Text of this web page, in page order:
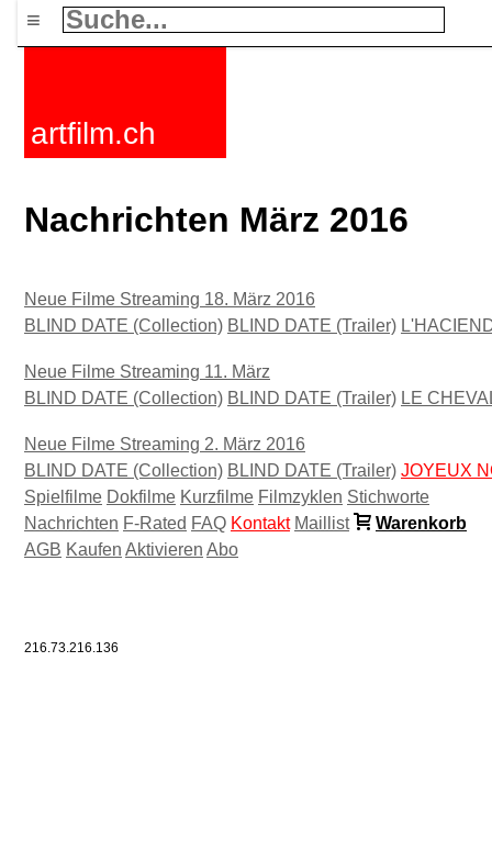
≡
artfilm.ch
Nachrichten März 2016
Neue Filme Streaming 18. März 2016
BLIND DATE (Collection) BLIND DATE (Trailer)
Neue Filme Streaming 11. März
BLIND DATE (Collection) BLIND DATE (Trailer) LE
Neue Filme Streaming 2. März 2016
BLIND DATE (Collection) BLIND DATE (Trailer) JOYEUX
Spielfilme Dokfilme Kurzfilme Filmzyklen Stichworte
Nachrichten F-Rated FAQ Kontakt Maillist
Warenkorb
AGB Kaufen Aktivieren Abo
216.73.216.136